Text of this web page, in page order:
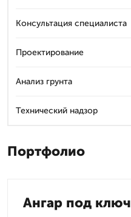
Консультация специалиста
Проектирование
Анализ грунта
Технический надзор
Портфолио
Ангар под ключ